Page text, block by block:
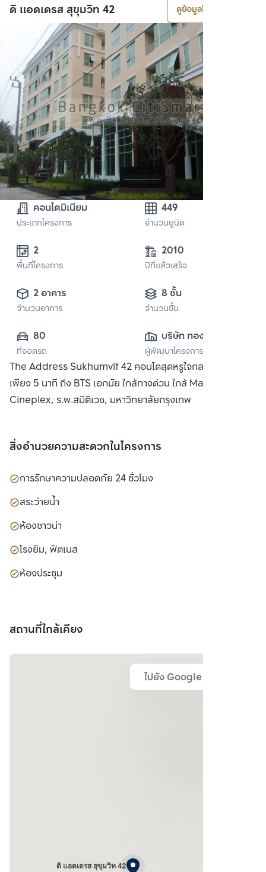
ดิ แอดเดรส สุขุมวิท 42 ดูข้อมูลโครงการ
คอนโดมิเนียม
ประเภทโครงการ
449
จำนวนยูนิต
พื้นที่โครงการ
2010
ปีที่แล้วเสร็จ
2 อาคาร
จำนวนอาคาร
8 ชั้น
จำนวนชั้น
80
ที่จอดรถ
บริษัท ทองหล่อ เรส
ซิเดนซ์ จำกัด
ผู้พัฒนาโครงการ
The Address Sukhumvit 42 คอนโดสุดหรูใจกลางกรุงเทพ
เพียง 5 นาที ถึง BTS เอกมัย ใกล้ทางด่วน ใกล้ Major
Cineplex, ร.พ.สมิติเวช, มหาวิทยาลัยกรุงเทพ
สิ่งอำนวยความสะดวกในโครงการ
การรักษาความปลอดภัย 24 ชั่วโมง
สระว่ายน้ำ
ห้องซาวน่า
โรงยิม, ฟิตเนส
ห้องประชุม
สถานที่ใกล้เคียง
ไปยัง Google Map
ดิ แอดเดรส สุขุมวิท 42